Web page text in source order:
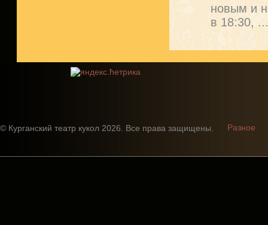
новым и
в 18:30,
© Курганский театр кукол 2026. Все права защищены. Разное